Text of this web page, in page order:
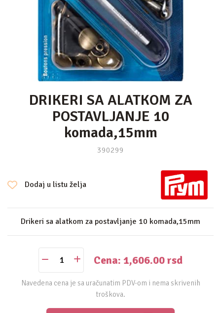
DRIKERI SA ALATKOM ZA
POSTAVLJANJE 10
komada,15mm
390299
Dodaj u listu želja
Drikeri sa alatkom za postavljanje 10 komada,15mm
Cena: 1,606.00rsd
Navedena cena je sa uračunatim PDV-om i nema skrivenih
troškova.